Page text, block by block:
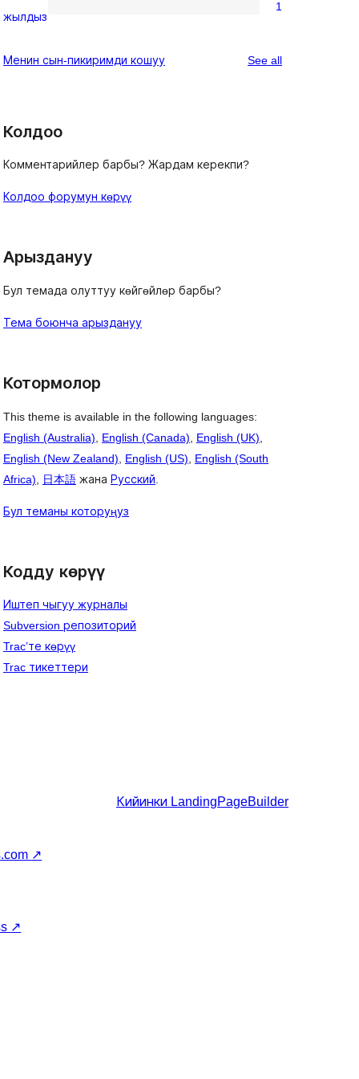
star
1
star
жылдыз
1
Менин сын-пикиримди кошуу See allreviews
Колдоо
Комментарийлер барбы? Жардам керекпи?
Колдоо форумун көрүү
Арыздануу
Бул темада олуттуу көйгөйлөр барбы?
Тема боюнча арыздануу
Котормолор
This theme is available in the following languages:
English (Australia)
English (Canada) English (UK)
English (New Zealand)
English (US)
English (South
Africa)
日本語 жана Русский
Бул теманы которуңуз
Кодду көрүү
Иштеп чыгуу журналы
Subversion репозиторий
Trac’те көрүү
Trac тикеттери
Кийинки LandingPageBuilder
↗
↗